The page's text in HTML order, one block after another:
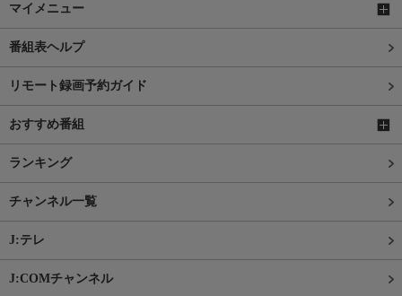
マイメニュー
番組表ヘルプ
リモート録画予約ガイド
おすすめ番組
ランキング
チャンネル一覧
J:テレ
J:COMチャンネル